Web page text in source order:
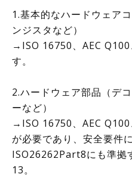
1.基本的なハードウェア
ンジスタなど）
→ISO 16750、AEC
す。
2.ハードウェア部品（デ
ーなど）
→ISO 16750、AEC Q100
が必要であり、安全要件
ISO26262Part8にも準拠
13。